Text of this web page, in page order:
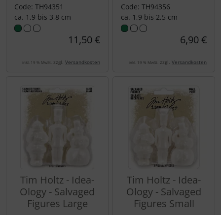
Code: TH94351
ca. 1,9 bis 3,8 cm
11,50 €
inkl. 19 % MwSt. zzgl. Versandkosten
Code: TH94356
ca. 1,9 bis 2,5 cm
6,90 €
inkl. 19 % MwSt. zzgl. Versandkosten
Tim Holtz - Idea-
Ology - Salvaged
Figures Large
Tim Holtz - Idea-
Ology - Salvaged
Figures Small